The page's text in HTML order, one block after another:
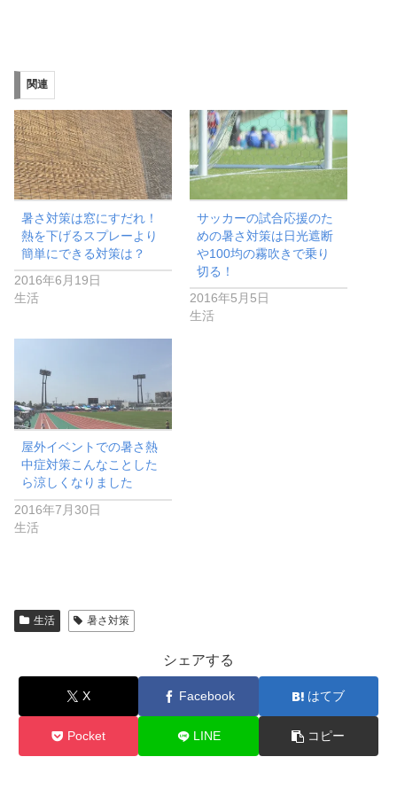
関連
暑さ対策は窓にすだれ！
熱を下げるスプレーより
簡単にできる対策は？
2016年6月19日
生活
サッカーの試合応援のた
めの暑さ対策は日光遮断
や100均の霧吹きで乗り
切る！
2016年5月5日
生活
屋外イベントでの暑さ熱
中症対策こんなことした
ら涼しくなりました
2016年7月30日
生活
生活 暑さ対策
シェアする
X Facebook はてブ
Pocket LINE コピー